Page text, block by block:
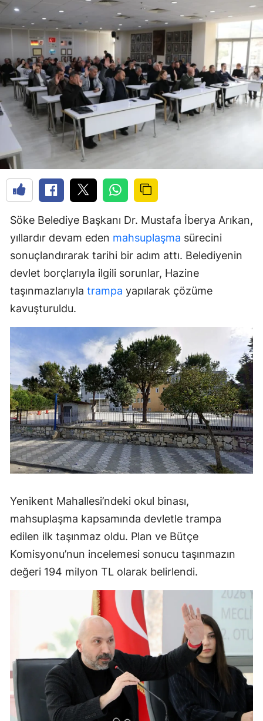
Söke Belediye Başkanı Dr. Mustafa İberya Arıkan,
yıllardır devam eden mahsuplaşma sürecini
sonuçlandırarak tarihi bir adım attı. Belediyenin
devlet borçlarıyla ilgili sorunlar, Hazine
taşınmazlarıyla trampa yapılarak çözüme
kavuşturuldu.
Yenikent Mahallesi’ndeki okul binası,
mahsuplaşma kapsamında devletle trampa
edilen ilk taşınmaz oldu. Plan ve Bütçe
Komisyonu’nun incelemesi sonucu taşınmazın
değeri 194 milyon TL olarak belirlendi.